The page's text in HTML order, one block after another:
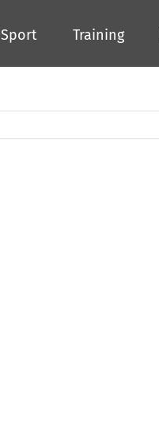
Sport Training